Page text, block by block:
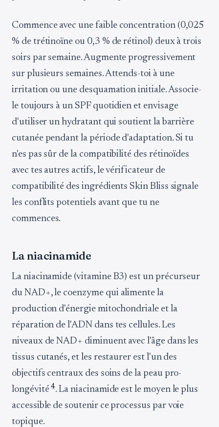
Commence avec une faible concentration (0,025
% de trétinoïne ou 0,3 % de rétinol) deux à trois
soirs par semaine. Augmente progressivement
sur plusieurs semaines. Attends-toi à une
irritation ou une desquamation initiale. Associe-
le toujours à un SPF quotidien et envisage
d'utiliser un hydratant qui soutient la barrière
cutanée pendant la période d'adaptation. Si tu
n'es pas sûr de la compatibilité des rétinoïdes
avec tes autres actifs, le vérificateur de
compatibilité des ingrédients Skin Bliss signale
les conflits potentiels avant que tu ne
commences.
La niacinamide
La niacinamide (vitamine B3) est un précurseur
du NAD+, le coenzyme qui alimente la
production d'énergie mitochondriale et la
réparation de l'ADN dans tes cellules. Les
niveaux de NAD+ diminuent avec l'âge dans les
tissus cutanés, et les restaurer est l'un des
objectifs centraux des soins de la peau pro-
longévité4. La niacinamide est le moyen le plus
accessible de soutenir ce processus par voie
topique.